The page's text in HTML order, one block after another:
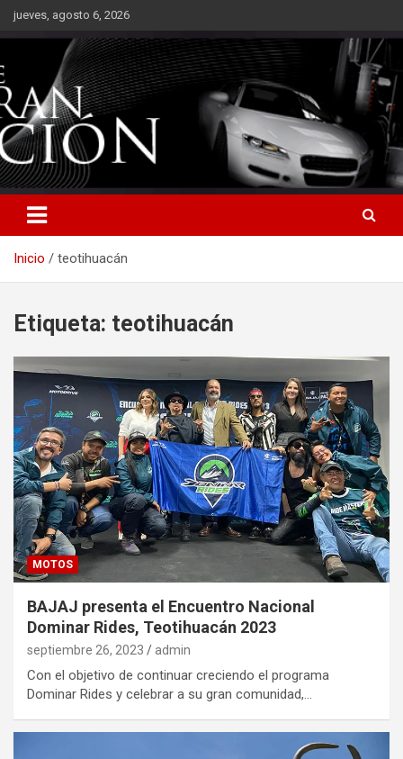
Saltarjueves, agosto 6, 2026
Inicio teotihuacán
Etiqueta: teotihuacán
MOTOS
BAJAJ presenta el Encuentro Nacional
Dominar Rides, Teotihuacán 2023
septiembre 26, 2023 admin
Con el objetivo de continuar creciendo el programa
Dominar Rides y celebrar a su gran comunidad,…